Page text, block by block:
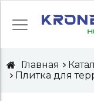
Главная
Плитка для